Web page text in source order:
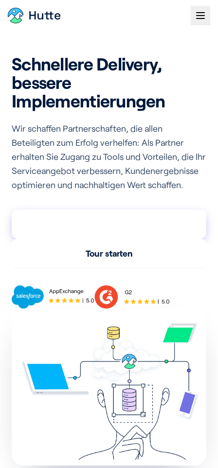
Schnellere Delivery,
bessere
Implementierungen
Wir schaffen Partnerschaften, die allen
Beteiligten zum Erfolg verhelfen: Als Partner
erhalten Sie Zugang zu Tools und Vorteilen, die Ihr
Serviceangebot verbessern, Kundenergebnisse
optimieren und nachhaltigen Wert schaffen.
Tour starten